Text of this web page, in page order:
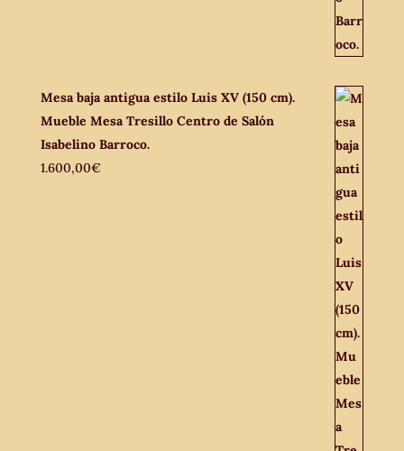
Mesa baja antigua estilo Luis XV (150 cm).
Mueble Mesa Tresillo Centro de Salón
Isabelino Barroco.
1.600,00€